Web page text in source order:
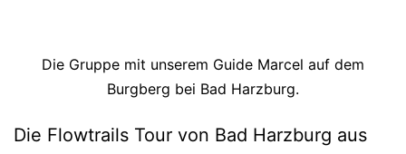
Die Gruppe mit unserem Guide Marcel auf dem
Burgberg bei Bad Harzburg.
Die Flowtrails Tour von Bad Harzburg aus